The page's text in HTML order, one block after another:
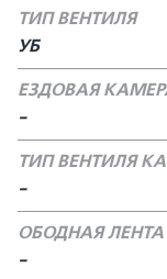
ТИП ВЕНТИЛЯ
УБ
ЕЗДОВАЯ
-
ТИП ВЕНТИЛЯ
-
ОБОДНАЯ ЛЕНТА
-